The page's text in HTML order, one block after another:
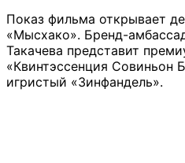
Показ фильма открывает
«Мысхако». Бренд-
Такачева представит
«Квинтэссенция Совиньон
игристый «Зинфандель».